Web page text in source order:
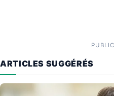
ARTICLES SUGGÉRÉS